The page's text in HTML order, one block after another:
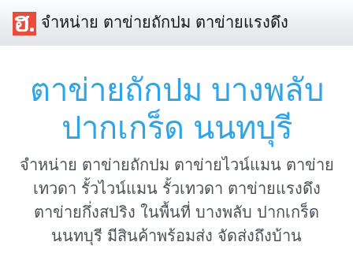
จำหน่าย ตาข่ายถักปม ตาข่ายแรงดึง
ตาข่ายถักปม บางพลับ
ปากเกร็ด นนทบุรี
จำหน่าย ตาข่ายถักปม ตาข่ายไวน์แมน ตาข่าย
เทวดา รั้วไวน์แมน รั้วเทวดา ตาข่ายแรงดึง
ตาข่ายกึ่งสปริง ในพื้นที่ บางพลับ ปากเกร็ด
นนทบุรี มีสินค้าพร้อมส่ง จัดส่งถึงบ้าน